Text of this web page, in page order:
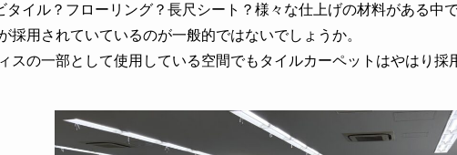
タイル？フローリング？長尺シート？様々な仕上げの材料がある中
採用されていているのが一般的ではないでしょうか。
スの一部として使用している空間でもタイルカーペットはやはり採